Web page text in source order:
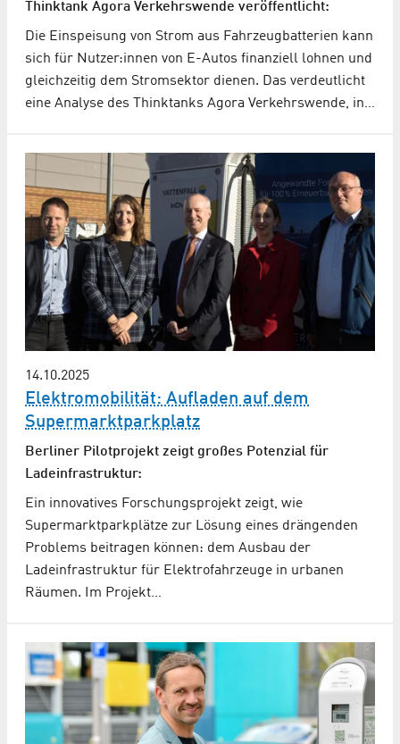
Thinktank Agora Verkehrswende veröffentlicht:
Die Einspeisung von Strom aus Fahrzeugbatterien kann
sich für Nutzer:innen von E-Autos finanziell lohnen und
gleichzeitig dem Stromsektor dienen. Das verdeutlicht
eine Analyse des Thinktanks Agora Verkehrswende, in…
14.10.2025
Elektromobilität: Aufladen auf dem
Supermarktparkplatz
Berliner Pilotprojekt zeigt großes Potenzial für
Ladeinfrastruktur:
Ein innovatives Forschungsprojekt zeigt, wie
Supermarktparkplätze zur Lösung eines drängenden
Problems beitragen können: dem Ausbau der
Ladeinfrastruktur für Elektrofahrzeuge in urbanen
Räumen. Im Projekt…